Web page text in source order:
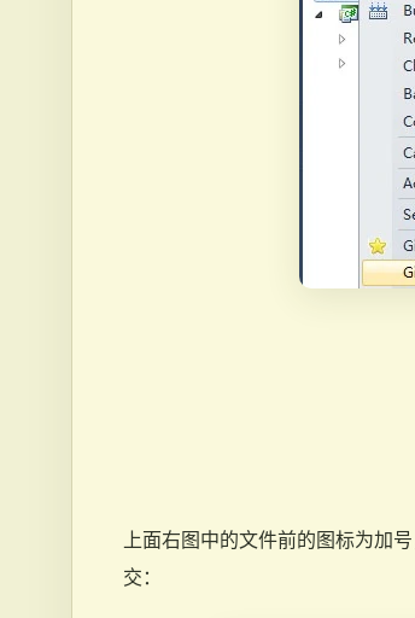
上面右图中的文件前的图标为加
交：